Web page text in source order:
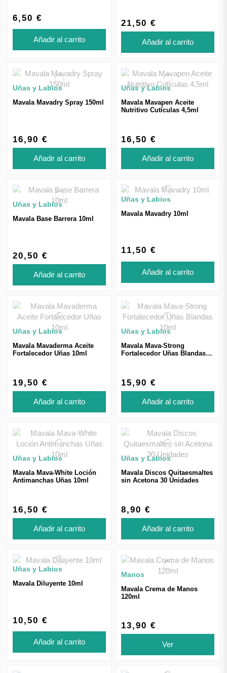
6,50 €
Añadir al carrito
21,50 €
Añadir al carrito
Uñas y Labios
Mavala Mavadry Spray 150ml
16,90 €
Añadir al carrito
Uñas y Labios
Mavala Mavapen Aceite
Nutritivo Cutículas 4,5ml
16,50 €
Añadir al carrito
Uñas y Labios
Mavala Base Barrera 10ml
20,50 €
Añadir al carrito
Uñas y Labios
Mavala Mavadry 10ml
11,50 €
Añadir al carrito
Uñas y Labios
Mavala Mavaderma Aceite
Fortalecedor Uñas 10ml
19,50 €
Añadir al carrito
Uñas y Labios
Mavala Mava-Strong
Fortalecedor Uñas Blandas
15,90 €
Añadir al carrito
Uñas y Labios
Mavala Mava-White Loción
Antimanchas Uñas 10ml
16,50 €
Añadir al carrito
Uñas y Labios
Mavala Discos Quitaesmaltes
sin Acetona 30 Unidades
8,90 €
Añadir al carrito
Uñas y Labios
Mavala Diluyente 10ml
10,50 €
Añadir al carrito
Manos
Mavala Crema de Manos
120ml
13,90 €
Ver